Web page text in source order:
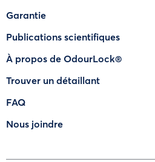
Garantie
Publications scientifiques
À propos de OdourLock®
Trouver un détaillant
FAQ
Nous joindre